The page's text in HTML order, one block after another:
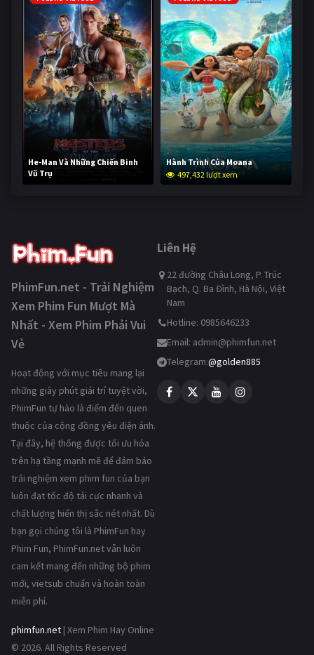
He-Man Và Những Chiến Binh
Vũ Trụ
246,713 lượt xem
Hành Trình Của Moana
497,432 lượt xem
PhimFun.net - Trải Nghiệm
Xem Phim Fun Mượt Mà
Nhất - Xem Phim Phải Vui
Vẻ
Hoạt động với mục tiêu mang lại
những giây phút giải trí tuyệt vời,
PhimFun tự hào là điểm đến quen
thuộc của cộng đồng yêu điện ảnh.
Tại đây, hệ thống được tối ưu hóa
trên hạ tầng mạnh mẽ để đảm bảo
trải nghiệm xem phim fun của bạn
luôn đạt tốc độ tải cực nhanh và
chất lượng hiển thị sắc nét nhất. Dù
bạn gọi chúng tôi là PhimFun hay
Phim Fun, PhimFun.net vẫn luôn
cam kết mang đến những bộ phim
mới, vietsub chuẩn và hoàn toàn
miễn phí.
phimfun.net | Xem Phim Hay Online
© 2026. All Rights Reserved
Liên Hệ
22 đường Châu Long, P. Trúc
Bạch, Q. Ba Đình, Hà Nội, Việt
Nam
Hotline: 0985646233
Email: admin@phimfun.net
Telegram:@golden885